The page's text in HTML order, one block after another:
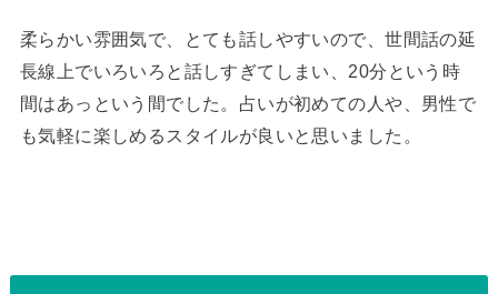
柔らかい雰囲気で、とても話しやすいので、世間話の延
長線上でいろいろと話しすぎてしまい、20分という時
間はあっという間でした。占いが初めての人や、男性で
も気軽に楽しめるスタイルが良いと思いました。